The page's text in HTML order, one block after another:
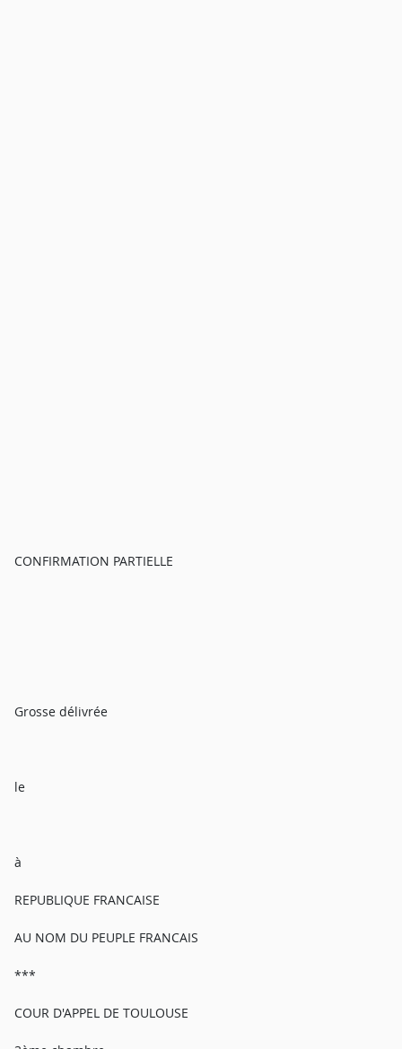
CONFIRMATION PARTIELLE
Grosse délivrée
le
à
REPUBLIQUE FRANCAISE
AU NOM DU PEUPLE FRANCAIS
***
COUR D'APPEL DE TOULOUSE